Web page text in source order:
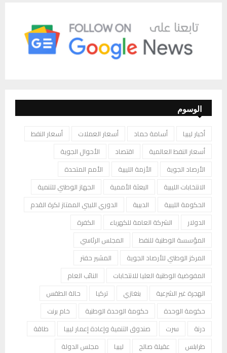
الوسوم
أخبار ليبيا أسامة حماد أسعار العملات
أسعار النفط
أسعار النفط العالمية
اقتصاد
الأحوال الجوية
الأرصاد الجوية
الأزمة الليبية
الأمم المتحدة
الانتخابات الليبية
البعثة الأممية
الجهاز الوطني للتنمية
الحكومة الليبية
الدبيبة
الدوري الليبي الممتاز لكرة القدم
الدولار
الشركة العامة للكهرباء
الكفرة
المؤسسة الوطنية للنفط
المجلس الرئاسي
المركز الوطني للأرصاد الجوية
المشير حفتر
المفوضية الوطنية العليا للانتخابات
النائب العام
الهجرة غير الشرعية
بنغازي تركيا
حالة الطقس
حكومة الوحدة
حكومة الوحدة الوطنية
خام برنت
درنة
سرت صندوق التنمية وإعادة إعمار ليبيا
طاقة
طرابلس
عقيلة صالح ليبيا
مجلس الدولة